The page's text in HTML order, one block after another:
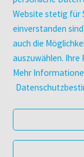
Website stetig für
einverstanden
auch die
auszuwählen. Ihre
Mehr